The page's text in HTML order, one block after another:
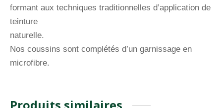
formant aux techniques traditionnelles d’application de
teinture
naturelle.
Nos coussins sont complétés d’un garnissage en
microfibre.